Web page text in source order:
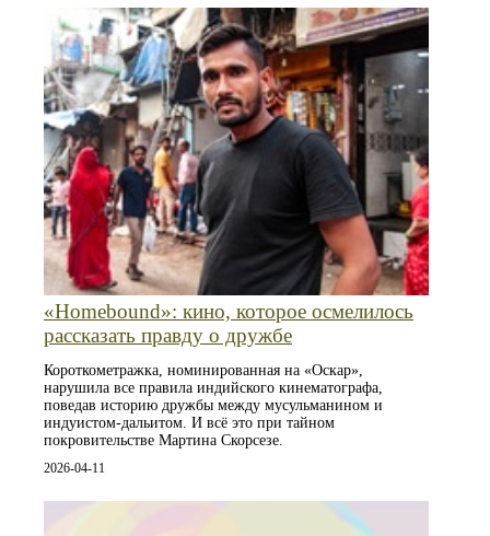
«Homebound»: кино, которое осмелилось
рассказать правду о дружбе
Короткометражка, номинированная на «Оскар»,
нарушила все правила индийского кинематографа,
поведав историю дружбы между мусульманином и
индуистом-дальитом. И всё это при тайном
покровительстве Мартина Скорсезе.
2026-04-11